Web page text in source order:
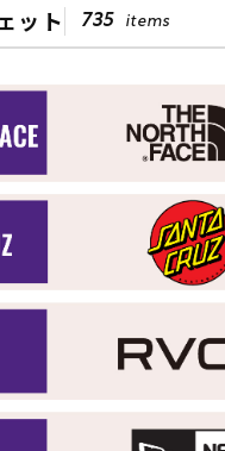
店舗一覧
ンTOP
ット 735 items